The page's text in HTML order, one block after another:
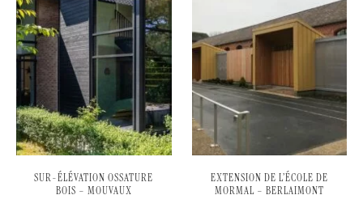
SUR-ÉLÉVATION OSSATURE
BOIS – MOUVAUX
EXTENSION DE L’ÉCOLE DE
MORMAL – BERLAIMONT